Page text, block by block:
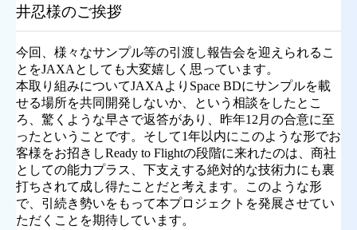
井忍様のご挨拶
今回、様々なサンプル等の引渡し報告会を迎えられるこ
とをJAXAとしても大変嬉しく思っています。
本取り組みについてJAXAよりSpace BDにサンプルを載
せる場所を共同開発しないか、という相談をしたとこ
ろ、驚くような早さで返答があり、昨年12月の合意に至
ったということです。そして1年以内にこのような形でお
客様をお招きしReady to Flightの段階に来れたのは、商社
としての能力プラス、下支えする絶対的な技術力にも裏
打ちされて成し得たことだと考えます。このような形
で、引続き勢いをもって本プロジェクトを発展させてい
ただくことを期待しています。